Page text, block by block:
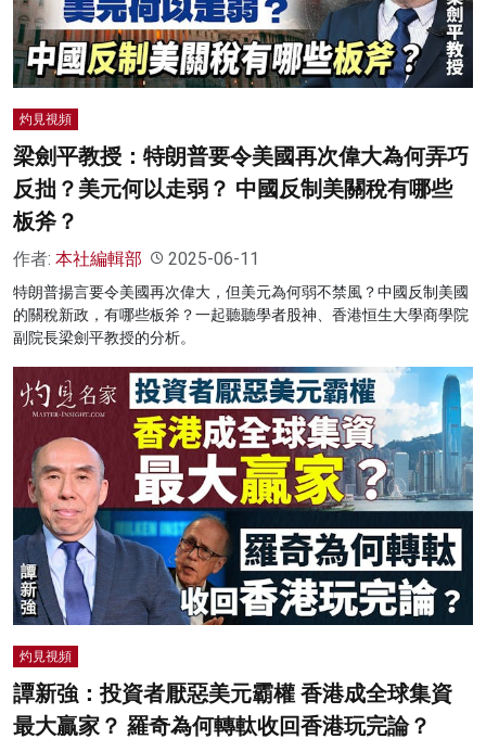
灼見視頻
梁劍平教授：特朗普要令美國再次偉大為何弄巧
反拙？美元何以走弱？ 中國反制美關稅有哪些
板斧？
作者: 本社編輯部 2025-06-11
特朗普揚言要令美國再次偉大，但美元為何弱不禁風？中國反制美國
的關稅新政，有哪些板斧？一起聽聽學者股神、香港恒生大學商學院
副院長梁劍平教授的分析。
灼見視頻
譚新強：投資者厭惡美元霸權 香港成全球集資
最大贏家？ 羅奇為何轉軚收回香港玩完論？